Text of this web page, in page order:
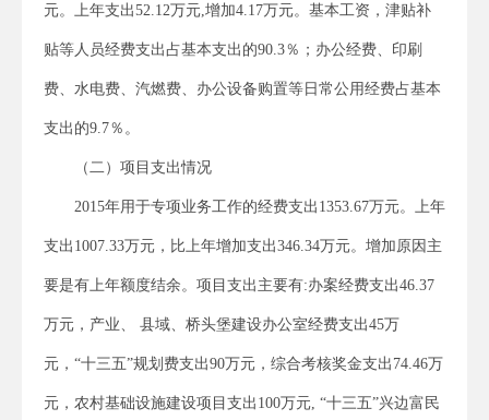
元。上年支出52.12万元,增加4.17万元。基本工资，津贴补
贴等人员经费支出占基本支出的90.3％；办公经费、印刷
费、水电费、汽燃费、办公设备购置等日常公用经费占基本
支出的9.7％。
（二）项目支出情况
2015年用于专项业务工作的经费支出1353.67万元。上年
支出1007.33万元，比上年增加支出346.34万元。增加原因主
要是有上年额度结余。项目支出主要有:办案经费支出46.37
万元，产业、 县域、桥头堡建设办公室经费支出45万
元，“十三五”规划费支出90万元，综合考核奖金支出74.46万
元，农村基础设施建设项目支出100万元, “十三五”兴边富民